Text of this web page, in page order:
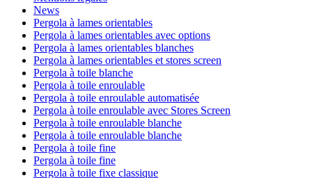
News
Pergola à lames orientables
Pergola à lames orientables avec options
Pergola à lames orientables blanches
Pergola à lames orientables et stores screen
Pergola à toile blanche
Pergola à toile enroulable
Pergola à toile enroulable automatisée
Pergola à toile enroulable avec Stores Screen
Pergola à toile enroulable blanche
Pergola à toile enroulable blanche
Pergola à toile fine
Pergola à toile fine
Pergola à toile fixe classique